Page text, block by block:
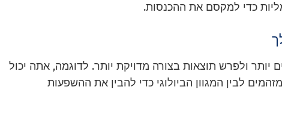
כדי למקסם את ההכנסות.
יותר ולפרש תוצאות בצורה מדויקת יותר. לדוגמה, אתה יכול
לבין המגוון הביולוגי כדי להבין את ההשפעות